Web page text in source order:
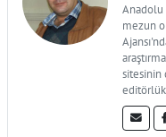
mezun
sitesinin